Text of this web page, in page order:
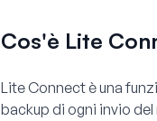
Cos'è Lite
Lite Connect è una
backup di ogni invio del